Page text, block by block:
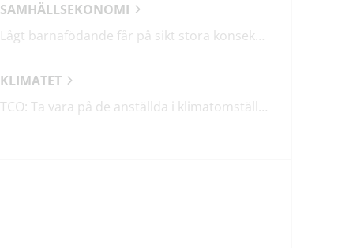
SAMHÄLLSEKONOMI
Lågt barnafödande får på sikt stora konsekvenser
KLIMATET
TCO: Ta vara på de anställda i klimatomställningen